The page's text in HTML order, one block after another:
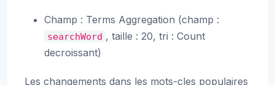
Champ : Terms Aggregation (champ :
searchWord , taille : 20, tri : Count
decroissant)
Les changements dans les mots-cles populaires